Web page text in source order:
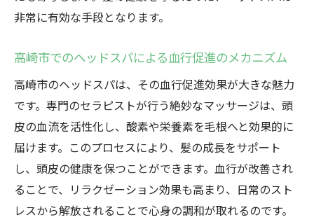
非常に有効な手段となります。
高崎市でのヘッドスパによる血行促進のメカニズム
高崎市のヘッドスパは、その血行促進効果が大きな魅力
です。専門のセラピストが行う絶妙なマッサージは、頭
皮の血流を活性化し、酸素や栄養素を毛根へと効果的に
届けます。このプロセスにより、髪の成長をサポート
し、頭皮の健康を保つことができます。血行が改善され
ることで、リラクゼーション効果も高まり、日常のスト
レスから解放されることで心身の調和が取れるのです。